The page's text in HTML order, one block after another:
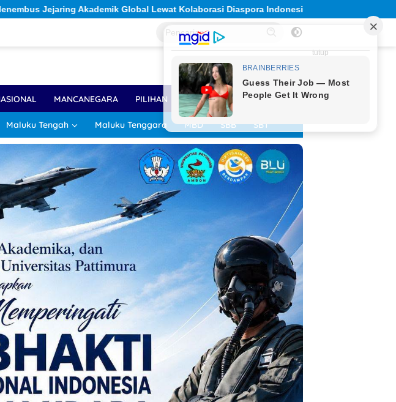
Lewat Kolaborasi Diaspora Indonesia Solidaritas Sivitas Akademika Unpatti
tutup
MANCANEGARA PILIHAN LAINNYA
Maluku Tengah Maluku Tenggara MBD SBB SBT